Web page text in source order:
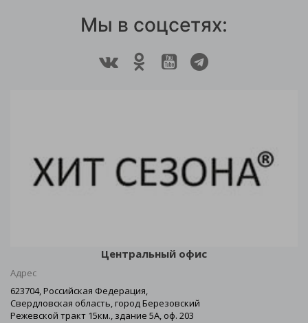
Мы в соцсетях:
Центральный офис
Адрес
623704, Российская Федерация,
Свердловская область, город Березовский
Режевской тракт 15км., здание 5А, оф. 203